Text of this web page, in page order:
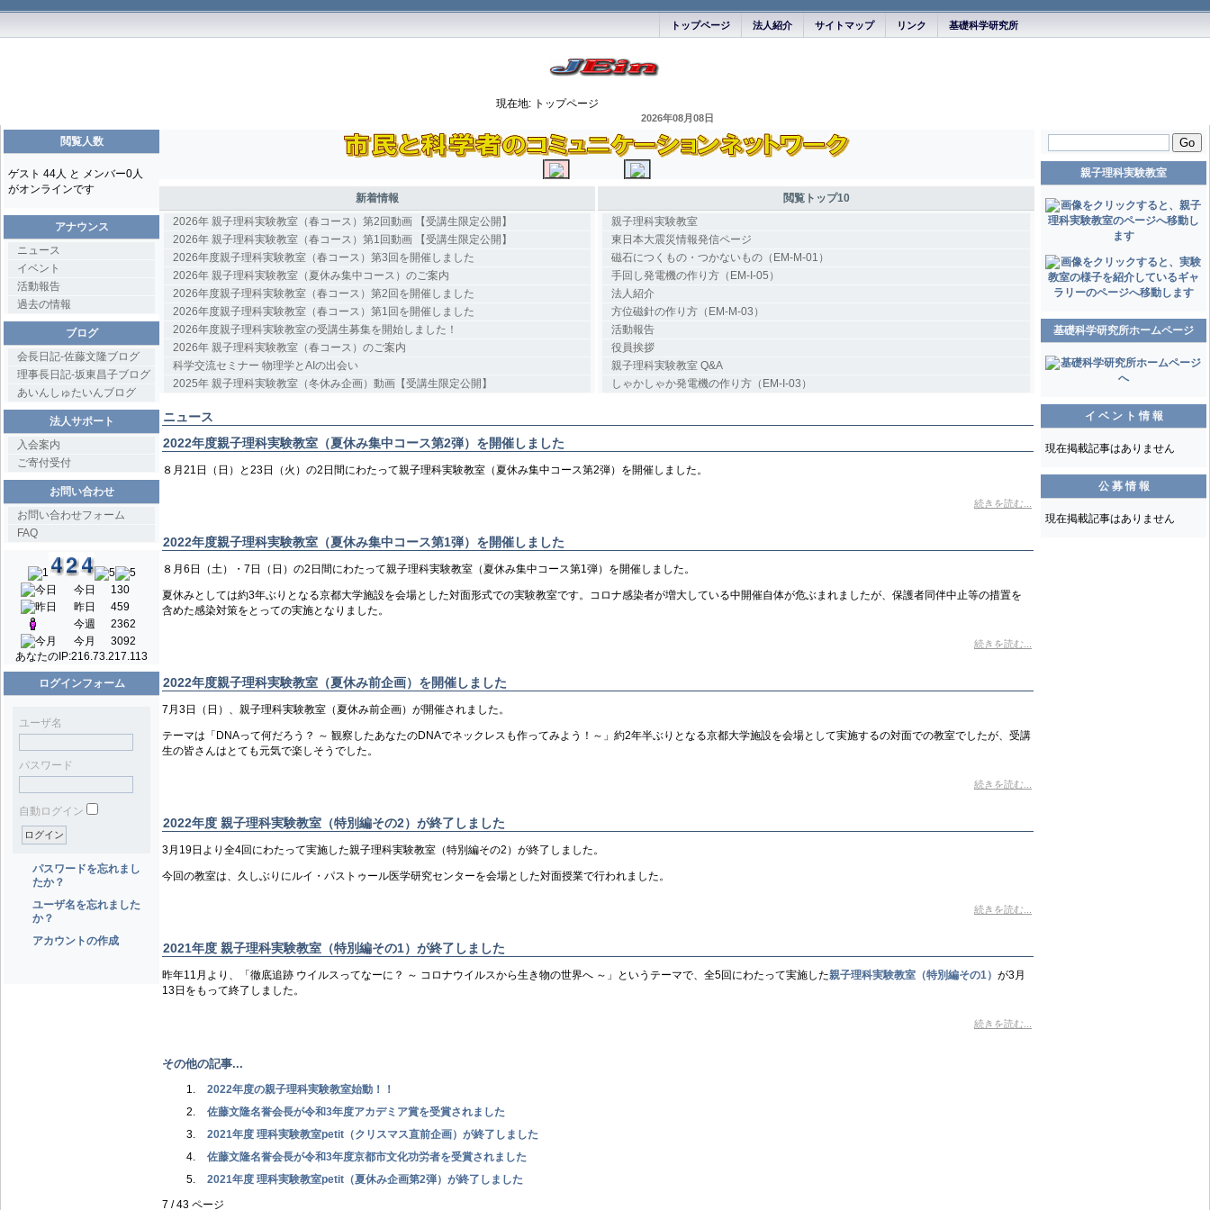
基礎科学研究所
リンク
サイトマップ
法人紹介
トップページ
現在地: トップページ
2026年08月08日
閲覧人数
ゲスト 44人 と メンバー0人
がオンラインです
アナウンス
ニュース
イベント
活動報告
過去の情報
ブログ
会長日記-佐藤文隆ブログ
理事長日記-坂東昌子ブログ
あいんしゅたいんブログ
法人サポート
入会案内
ご寄付受付
お問い合わせ
お問い合わせフォーム
FAQ
今日
130
昨日
459
今週
2362
今月
3092
あなたのIP:216.73.217.113
ログインフォーム
ユーザ名
パスワード
自動ログイン
パスワードを忘れまし
たか？
ユーザ名を忘れました
か？
アカウントの作成
新着情報
2026年 親子理科実験教室（春コース）第2回動画 【受講生限定公開】
2026年 親子理科実験教室（春コース）第1回動画 【受講生限定公開】
2026年度親子理科実験教室（春コース）第3回を開催しました
2026年 親子理科実験教室（夏休み集中コース）のご案内
2026年度親子理科実験教室（春コース）第2回を開催しました
2026年度親子理科実験教室（春コース）第1回を開催しました
2026年度親子理科実験教室の受講生募集を開始しました！
2026年 親子理科実験教室（春コース）のご案内
科学交流セミナー 物理学とAIの出会い
2025年 親子理科実験教室（冬休み企画）動画【受講生限定公開】
閲覧トップ10
親子理科実験教室
東日本大震災情報発信ページ
磁石につくもの・つかないもの（EM-M-01）
手回し発電機の作り方（EM-I-05）
法人紹介
方位磁針の作り方（EM-M-03）
活動報告
役員挨拶
親子理科実験教室 Q&A
しゃかしゃか発電機の作り方（EM-I-03）
ニュース
2022年度親子理科実験教室（夏休み集中コース第2弾）を開催しました
８月21日（日）と23日（火）の2日間にわたって親子理科実験教室（夏休み集中コース第2弾）を開催しました。
続きを読む...
2022年度親子理科実験教室（夏休み集中コース第1弾）を開催しました
８月6日（土）・7日（日）の2日間にわたって親子理科実験教室（夏休み集中コース第1弾）を開催しました。
夏休みとしては約3年ぶりとなる京都大学施設を会場とした対面形式での実験教室です。コロナ感染者が増大している中開催自体が危ぶまれましたが、保護者同伴中止等の措置を
含めた感染対策をとっての実施となりました。
続きを読む...
2022年度親子理科実験教室（夏休み前企画）を開催しました
7月3日（日）、親子理科実験教室（夏休み前企画）が開催されました。
テーマは「DNAって何だろう？ ～ 観察したあなたのDNAでネックレスも作ってみよう！～」約2年半ぶりとなる京都大学施設を会場として実施するの対面での教室でしたが、受講
生の皆さんはとても元気で楽しそうでした。
続きを読む...
2022年度 親子理科実験教室（特別編その2）が終了しました
3月19日より全4回にわたって実施した親子理科実験教室（特別編その2）が終了しました。
今回の教室は、久しぶりにルイ・パストゥール医学研究センターを会場とした対面授業で行われました。
続きを読む...
2021年度 親子理科実験教室（特別編その1）が終了しました
昨年11月より、「徹底追跡 ウイルスってなーに？ ～ コロナウイルスから生き物の世界へ ～」というテーマで、全5回にわたって実施した親子理科実験教室（特別編その1） が3月
13日をもって終了しました。
続きを読む...
その他の記事...
2022年度の親子理科実験教室始動！！
佐藤文隆名誉会長が令和3年度アカデミア賞を受賞されました
2021年度 理科実験教室petit（クリスマス直前企画）が終了しました
佐藤文隆名誉会長が令和3年度京都市文化功労者を受賞されました
2021年度 理科実験教室petit（夏休み企画第2弾）が終了しました
7 / 43 ページ
Go
親子理科実験教室
基礎科学研究所ホームページ
イ ベ ン ト 情 報
現在掲載記事はありません
公 募 情 報
現在掲載記事はありません